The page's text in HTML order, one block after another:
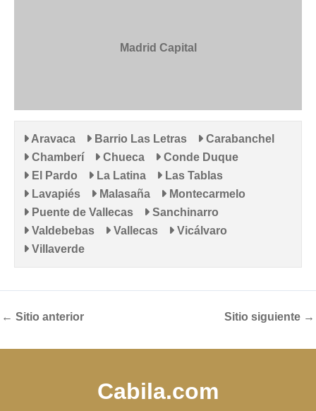
Madrid Capital
Aravaca Barrio Las Letras
Carabanchel
Chamberí
Chueca
Conde Duque
El Pardo
La Latina
Las Tablas
Lavapiés
Malasaña
Montecarmelo
Puente de Vallecas
Sanchinarro
Valdebebas
Vallecas
Vicálvaro
Villaverde
← Sitio anterior Sitio siguiente →
Cabila.com